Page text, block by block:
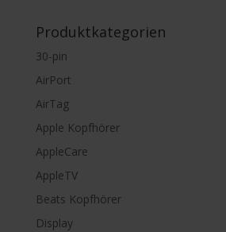
Produktkategorien
30-pin
AirPort
AirTag
Apple Kopfhörer
AppleCare
AppleTV
Beats Kopfhörer
Display